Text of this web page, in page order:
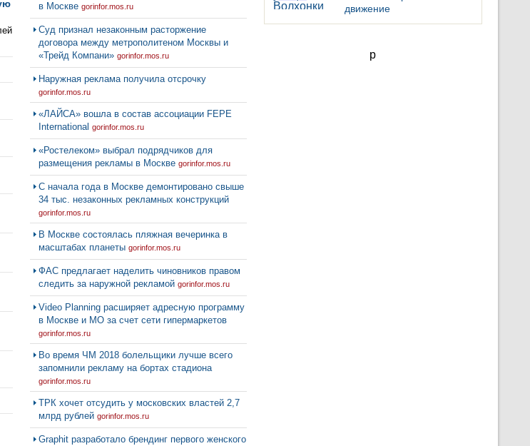
движение
p
в Москве gorinfor.mos.ru
Суд признал незаконным расторжение
договора между метрополитеном Москвы и
«Трейд Компани» gorinfor.mos.ru
Наружная реклама получила отсрочку
gorinfor.mos.ru
«ЛАЙСА» вошла в состав ассоциации FEPE
International gorinfor.mos.ru
«Ростелеком» выбрал подрядчиков для
размещения рекламы в Москве gorinfor.mos.ru
С начала года в Москве демонтировано свыше
34 тыс. незаконных рекламных конструкций
gorinfor.mos.ru
В Москве состоялась пляжная вечеринка в
масштабах планеты gorinfor.mos.ru
ФАС предлагает наделить чиновников правом
следить за наружной рекламой gorinfor.mos.ru
Video Planning расширяет адресную программу
в Москве и МО за счет сети гипермаркетов
gorinfor.mos.ru
Во время ЧМ 2018 болельщики лучше всего
запомнили рекламу на бортах стадиона
gorinfor.mos.ru
ТРК хочет отсудить у московских властей 2,7
млрд рублей gorinfor.mos.ru
Graphit разработало брендинг первого женского